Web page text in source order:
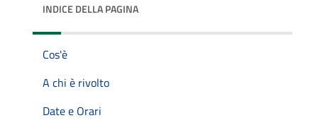
INDICE DELLA PAGINA
Cos'è
A chi è rivolto
Date e Orari